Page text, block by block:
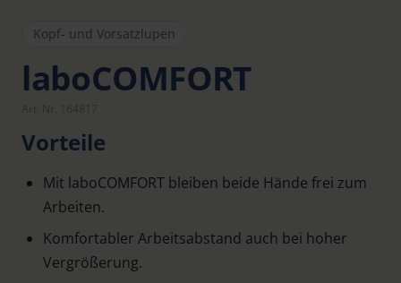
Kopf- und Vorsatzlupen
laboCOMFORT
Vorteile
Mit laboCOMFORT bleiben beide Hände frei zum
Arbeiten.
Komfortabler Arbeitsabstand auch bei hoher
Vergrößerung.